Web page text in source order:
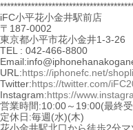
iFC小平花小金井駅前店
〒187-0002
東京都小平市花小金井1-3-26
TEL : 042-466-8800
URL: https://iphonefc.net/
Twitter: https://twitter.com/
Instagram: https://
営業時間:10:00～19:00(最終
定休日:毎週(水)(木)